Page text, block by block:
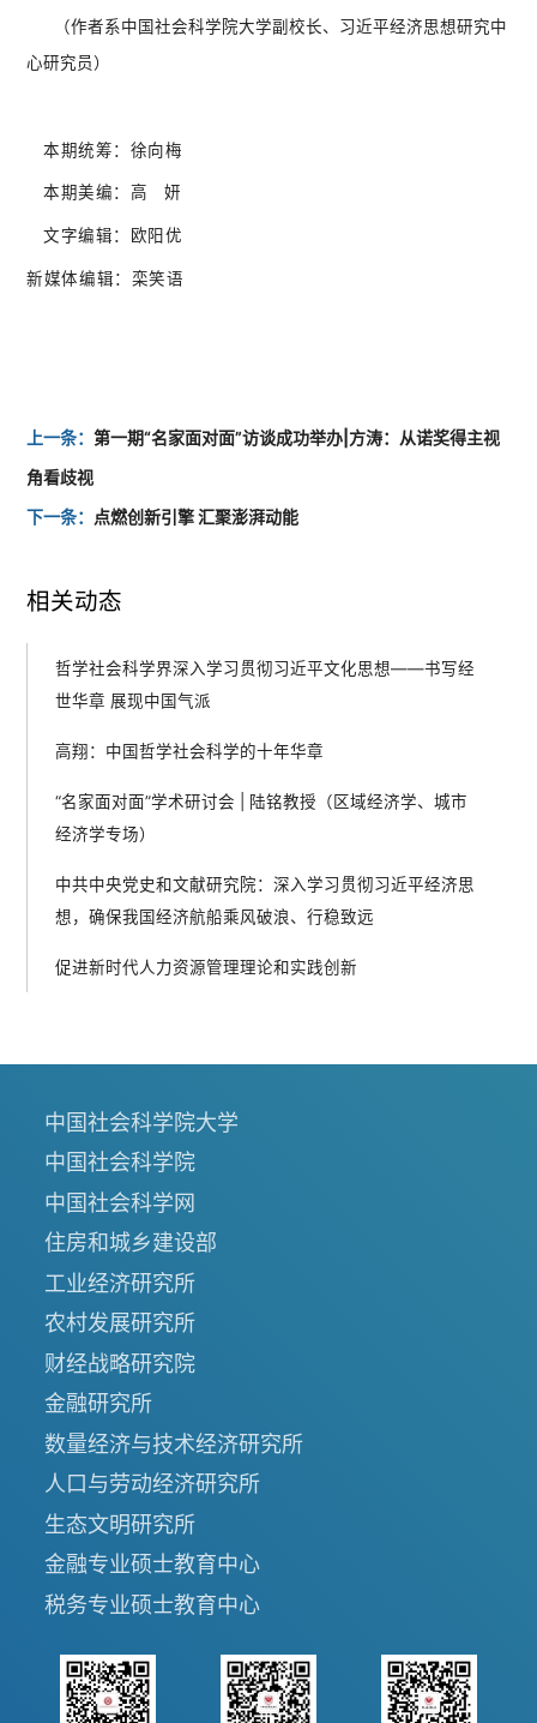
（作者系中国社会科学院大学副校长、习近平经济思想研究中
心研究员）
本期统筹：徐向梅
本期美编：高 妍
文字编辑：欧阳优
新媒体编辑：栾笑语
上一条：第一期“名家面对面”访谈成功举办|方涛：从诺奖得主视
角看歧视
下一条： 点燃创新引擎 汇聚澎湃动能
相关动态
哲学社会科学界深入学习贯彻习近平文化思想——书写经
世华章 展现中国气派
高翔：中国哲学社会科学的十年华章
“名家面对面”学术研讨会 | 陆铭教授（区域经济学、城市
经济学专场）
中共中央党史和文献研究院：深入学习贯彻习近平经济思
想，确保我国经济航船乘风破浪、行稳致远
促进新时代人力资源管理理论和实践创新
中国社会科学院大学
中国社会科学院
中国社会科学网
住房和城乡建设部
工业经济研究所
农村发展研究所
财经战略研究院
金融研究所
数量经济与技术经济研究所
人口与劳动经济研究所
生态文明研究所
金融专业硕士教育中心
税务专业硕士教育中心